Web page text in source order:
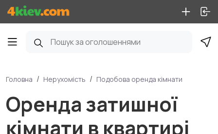
Головна Нерухомість Подобова оренда кімнати
Оренда затишної
кімнати в квартирі